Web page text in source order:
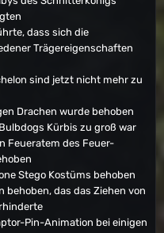
dass sich die
Trägereigenschaften
sind jetzt nicht mehr zu
Drachen wurde behoben
Kürbis zu groß war
Feueratem des Feuer-
Stego Kostüms behoben
behoben, das das Ziehen von
Pin-Animation bei einigen